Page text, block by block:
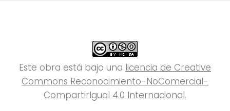
Este obra está bajo una licencia de Creative
Commons Reconocimiento-NoComercial-
CompartirIgual 4.0 Internacional.